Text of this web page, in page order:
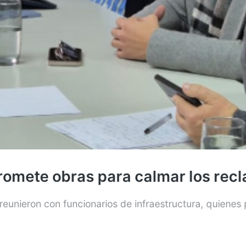
obras para calmar los
con funcionarios de infraestructura,